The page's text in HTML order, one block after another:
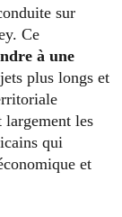
sur
Ce
à une
plus longs et
largement les
qui
et